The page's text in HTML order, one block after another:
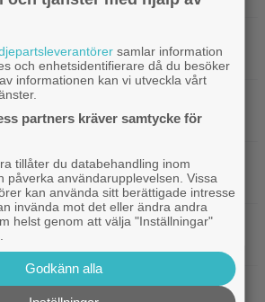
tillhörde ingen”
Men är redan klara… och det
namn
Freeman medger: Gör dåliga
är hög nog
Hanks – här är Netflix nya
skådis
Girls” fyller 25 år –
samlar information
och enhetsidentifierare då du besöker
informationen kan vi utveckla vårt
partners kräver samtycke för
tillåter du databehandling inom
påverka användarupplevelsen. Vissa
kan använda sitt berättigade intresse
invända mot det eller ändra andra
helst genom att välja "Inställningar"
Godkänn alla